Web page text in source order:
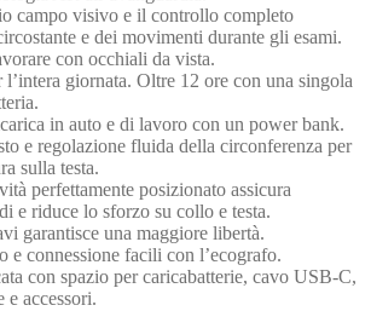
campo visivo e il controllo completo
e dei movimenti durante gli esami.
con occhiali da vista.
giornata. Oltre 12 ore con una singola
in auto e di lavoro con un power bank.
e regolazione fluida della circonferenza per
sulla testa.
perfettamente posizionato assicura
e riduce lo sforzo su collo e testa.
garantisce una maggiore libertà.
e connessione facili con l’ecografo.
con spazio per caricabatterie, cavo USB-C,
e accessori.